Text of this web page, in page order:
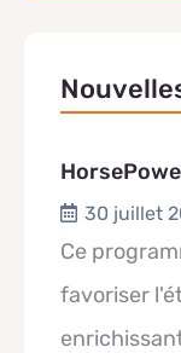
30 juillet
Ce
favoriser